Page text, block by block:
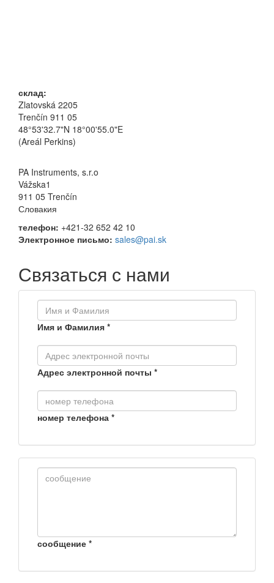
склад:
Zlatovská 2205
Trenčín 911 05
48°53'32.7"N 18°00'55.0"E
(Areál Perkins)
PA Instruments, s.r.o
Vážska1
911 05 Trenčín
Словакия
телефон: +421-32 652 42 10
Электронное письмо: sales@pai.sk
Связаться с нами
Имя и Фамилия *
Адрес электронной почты *
номер телефона *
сообщение *